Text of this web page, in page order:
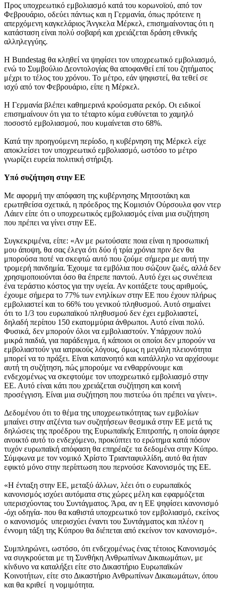
Προς υποχρεωτικό εμβολιασμό κατά του κορωνοϊού, από τον
Φεβρουάριο, οδεύει πάντως και η Γερμανία, όπως πρότεινε η
απερχόμενη καγκελάριος Άνγκελα Μέρκελ, επισημαίνοντας ότι η
κατάσταση είναι πολύ σοβαρή και χρειάζεται δράση εθνικής
αλληλεγγύης.
Η Bundestag θα κληθεί να ψηφίσει τον υποχρεωτικό εμβολιασμό,
ενώ το Συμβούλιο Δεοντολογίας θα αποφανθεί επί του ζητήματος
μέχρι το τέλος του χρόνου. Το μέτρο, εάν ψηφιστεί, θα τεθεί σε
ισχύ από τον Φεβρουάριο, είπε η Μέρκελ.
Η Γερμανία βλέπει καθημερινά κρούσματα ρεκόρ. Οι ειδικοί
επισημαίνουν ότι για το τέταρτο κύμα ευθύνεται το χαμηλό
ποσοστό εμβολιασμού, που κυμαίνεται στο 68%.
Κατά την προηγούμενη περίοδο, η κυβέρνηση της Μέρκελ είχε
αποκλείσει τον υποχρεωτικό εμβολιασμό, ωστόσο το μέτρο
γνωρίζει ευρεία πολιτική στήριξη.
Υπό συζήτηση στην ΕΕ
Με αφορμή την απόφαση της κυβέρνησης Μητσοτάκη και
ερωτηθείσα σχετικά, η πρόεδρος της Κομισιόν Ούρσουλα φον ντερ
Λάιεν είπε ότι ο υποχρεωτικός εμβολιασμός είναι μια συζήτηση
που πρέπει να γίνει στην ΕΕ.
Συγκεκριμένα, είπε: «Αν με ρωτούσατε ποια είναι η προσωπική
μου άποψη, θα σας έλεγα ότι δύο ή τρία χρόνια πριν δεν θα
μπορούσα ποτέ να σκεφτώ αυτό που ζούμε σήμερα με αυτή την
τρομερή πανδημία. Έχουμε τα εμβόλια που σώζουν ζωές, αλλά δεν
χρησιμοποιούνται όσο θα έπρεπε παντού. Αυτό έχει ως συνέπεια
ένα τεράστιο κόστος για την υγεία. Αν κοιτάξετε τους αριθμούς,
έχουμε σήμερα το 77% των ενηλίκων στην ΕΕ που έχουν πλήρως
εμβολιαστεί και το 66% του γενικού πληθυσμού. Αυτό σημαίνει
ότι το 1/3 του ευρωπαϊκού πληθυσμού δεν έχει εμβολιαστεί,
δηλαδή περίπου 150 εκατομμύρια άνθρωποι. Αυτό είναι πολύ.
Φυσικά, δεν μπορούν όλοι να εμβολιαστούν. Υπάρχουν πολύ
μικρά παιδιά, για παράδειγμα, ή κάποιοι οι οποίοι δεν μπορούν να
εμβολιαστούν για ιατρικούς λόγους, όμως η μεγάλη πλειονότητα
μπορεί να το πράξει. Είναι κατανοητό και κατάλληλο να αρχίσουμε
αυτή τη συζήτηση, πώς μπορούμε να ενθαρρύνουμε και
ενδεχομένως να σκεφτούμε τον υποχρεωτικό εμβολιασμό στην
ΕΕ. Αυτό είναι κάτι που χρειάζεται συζήτηση και κοινή
προσέγγιση. Είναι μια συζήτηση που πιστεύω ότι πρέπει να γίνει».
Δεδομένου ότι το θέμα της υποχρεωτικότητας των εμβολίων
μπαίνει στην ατζέντα των συζητήσεων θεσμικά στην ΕΕ μετά τις
δηλώσεις της προέδρου της Ευρωπαϊκής Επιτροπής, η οποία άφησε
ανοικτό αυτό το ενδεχόμενο, προκύπτει το ερώτημα κατά πόσον
τυχόν ευρωπαϊκή απόφαση θα επηρέαζε τα δεδομένα στην Κύπρο.
Σύμφωνα με τον νομικό Χρίστο Τριανταφυλλίδη, αυτό θα ήταν
εφικτό μόνο στην περίπτωση που περνούσε Κανονισμός της ΕΕ.
«Η ένταξη στην ΕΕ, μεταξύ άλλων, λέει ότι ο ευρωπαϊκός
κανονισμός ισχύει αυτόματα στις χώρες μέλη και εφαρμόζεται
υπερισχύοντας του Συντάγματος. Άρα, αν η ΕΕ ψηφίσει κανονισμό
-όχι οδηγία- που θα καθιστά υποχρεωτικό τον εμβολιασμό, εκείνος
ο κανονισμός υπερισχύει έναντι του Συντάγματος και πλέον η
έννομη τάξη της Κύπρου θα διέπεται από εκείνον τον κανονισμό».
Συμπληρώνει, ωστόσο, ότι ενδεχομένως ένας τέτοιος Κανονισμός
να συγκρούεται με τη Συνθήκη Ανθρωπίνων Δικαιωμάτων, με
κίνδυνο να καταλήξει είτε στο Δικαστήριο Ευρωπαϊκών
Κοινοτήτων, είτε στο Δικαστήριο Ανθρωπίνων Δικαιωμάτων, όπου
και θα κριθεί η νομιμότητα.